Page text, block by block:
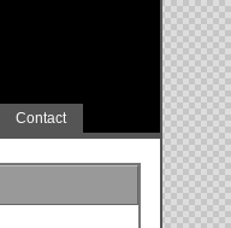
Contact